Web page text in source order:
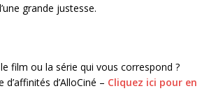
grande justesse.
film ou la série qui vous correspond ?
d’AlloCiné – Cliquez ici pour en